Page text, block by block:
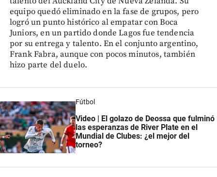
equipo quedó eliminado en la fase de grupos, pero
logró un punto histórico al empatar con Boca
Juniors, en un partido donde Lagos fue tendencia
por su entrega y talento. En el conjunto argentino,
Frank Fabra, aunque con pocos minutos, también
hizo parte del duelo.
Fútbol
Video | El golazo de Deossa que fulminó
las esperanzas de River Plate en el
Mundial de Clubes: ¿el mejor del
torneo?